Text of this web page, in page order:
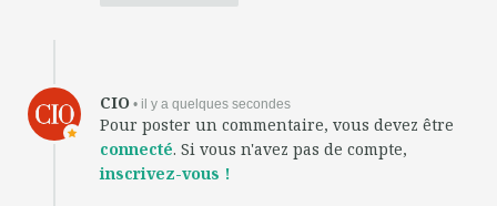
CIO • il y a quelques secondes
Pour poster un commentaire, vous devez être
connecté. Si vous n'avez pas de compte,
inscrivez-vous !